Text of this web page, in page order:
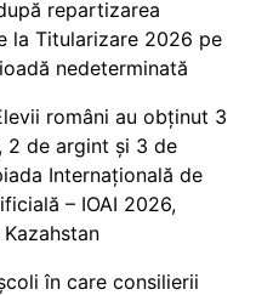
repartizarea
la Titularizare 2026 pe
nedeterminată
români au obținut 3
2 de argint și 3 de
Internațională de
– IOAI 2026,
în care consilierii